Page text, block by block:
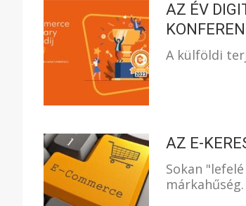
AZ ÉV
A külföldi
AZ E-
Sokan
márkahűség.